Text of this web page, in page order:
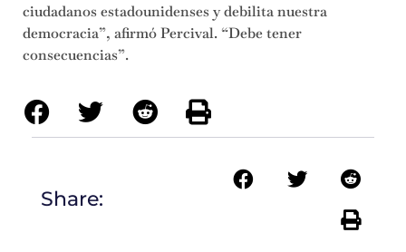
ciudadanos estadounidenses y debilita nuestra
democracia”, afirmó Percival. “Debe tener
consecuencias”.
Share: